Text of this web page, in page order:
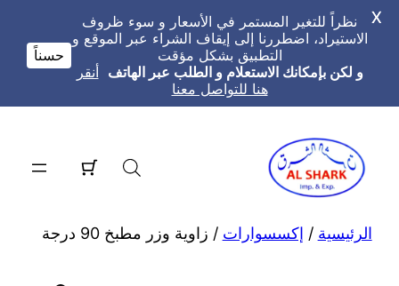
المحتوى
الرئيسية / إكسسوارات / زاوية وزر مطبخ 90 درجة
نظراً للتغير المستمر في الأسعار و سوء ظروف
الاستيراد، اضطررنا إلى إيقاف الشراء عبر الموقع و
التطبيق بشكل مؤقت
و لكن بإمكانك الاستعلام و الطلب عبر الهاتف أنقر
هنا للتواصل معنا
حسناً
X